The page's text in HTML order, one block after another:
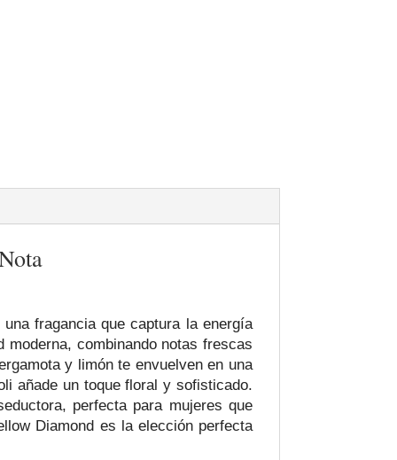
una fragancia que captura la energía
combinando notas frescas
y limón te envuelven en una
añade un toque floral y sofisticado.
perfecta para mujeres que
Diamond es la elección perfecta